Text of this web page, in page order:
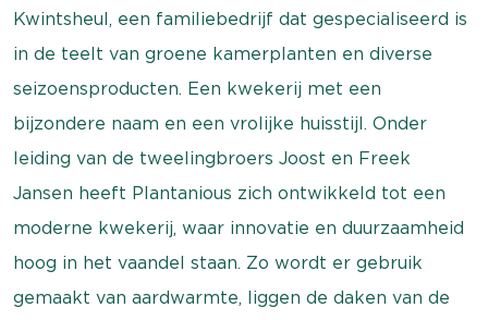
Kwintsheul, een familiebedrijf dat gespecialiseerd is
in de teelt van groene kamerplanten en diverse
seizoensproducten. Een kwekerij met een
bijzondere naam en een vrolijke huisstijl. Onder
leiding van de tweelingbroers Joost en Freek
Jansen heeft Plantanious zich ontwikkeld tot een
moderne kwekerij, waar innovatie en duurzaamheid
hoog in het vaandel staan. Zo wordt er gebruik
gemaakt van aardwarmte, liggen de daken van de